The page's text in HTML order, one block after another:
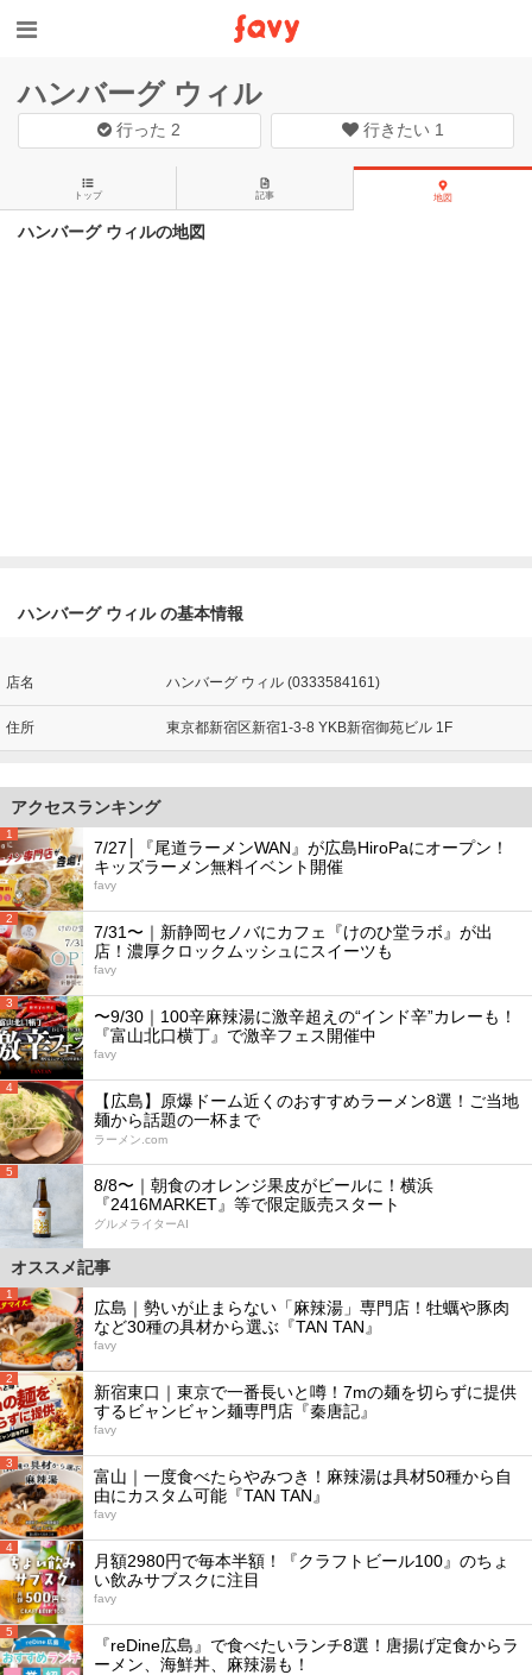
ハンバーグ ウィル
行った 2 行きたい 1
トップ 記事 地図
ハンバーグ ウィルの地図
ハンバーグ ウィル の基本情報
店名 ハンバーグ ウィル (0333584161)
住所 東京都新宿区新宿1-3-8 YKB新宿御苑ビル 1F
アクセスランキング
1
7/27│『尾道ラーメンWAN』が広島HiroPaにオープン！
キッズラーメン無料イベント開催
favy
2
7/31〜｜新静岡セノバにカフェ『けのひ堂ラボ』が出
店！濃厚クロックムッシュにスイーツも
favy
3
〜9/30｜100辛麻辣湯に激辛超えの“インド辛”カレーも！
『富山北口横丁』で激辛フェス開催中
favy
4
【広島】原爆ドーム近くのおすすめラーメン8選！ご当地
麺から話題の一杯まで
ラーメン.com
5
8/8〜｜朝食のオレンジ果皮がビールに！横浜
『2416MARKET』等で限定販売スタート
グルメライターAI
オススメ記事
1
広島｜勢いが止まらない「麻辣湯」専門店！牡蠣や豚肉
など30種の具材から選ぶ『TAN TAN』
favy
2
新宿東口｜東京で一番長いと噂！7mの麺を切らずに提供
するビャンビャン麺専門店『秦唐記』
favy
3
富山｜一度食べたらやみつき！麻辣湯は具材50種から自
由にカスタム可能『TAN TAN』
favy
4
月額2980円で毎本半額！『クラフトビール100』のちょ
い飲みサブスクに注目
favy
5
『reDine広島』で食べたいランチ8選！唐揚げ定食からラ
ーメン、海鮮丼、麻辣湯も！